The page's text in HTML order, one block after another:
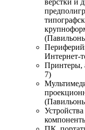
Интернет-
Принтеры,
7)